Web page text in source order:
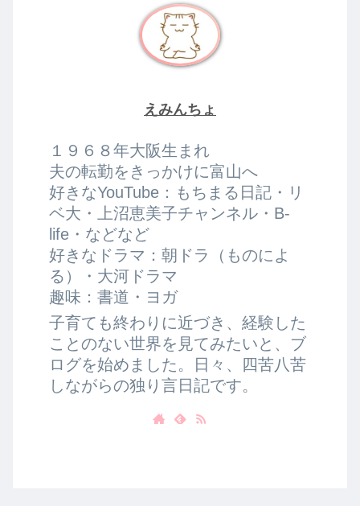
えみんちょ
１９６８年大阪生まれ
夫の転勤をきっかけに富山へ
好きなYouTube：もちまる日記・リ
ベ大・上沼恵美子チャンネル・B-
life・などなど
好きなドラマ：朝ドラ（ものによ
る）・大河ドラマ
趣味：書道・ヨガ
子育ても終わりに近づき、経験した
ことのない世界を見てみたいと、ブ
ログを始めました。日々、四苦八苦
しながらの独り言日記です。